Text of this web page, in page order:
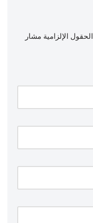
الحقول الإلزامية مشار